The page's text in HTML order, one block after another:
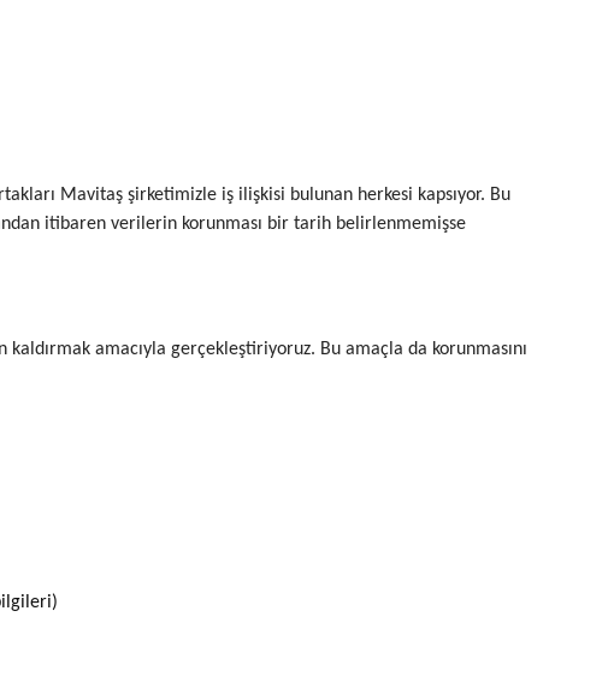
Mavitaş şirketimizle iş ilişkisi bulunan herkesi kapsıyor. Bu
itibaren verilerin korunması bir tarih belirlenmemişse
kaldırmak amacıyla gerçekleştiriyoruz. Bu amaçla da korunmasını